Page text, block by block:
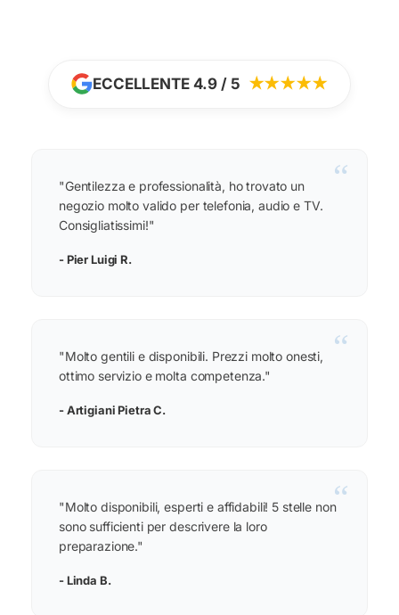
ECCELLENTE 4.9 / 5 ★★★★★
“
"Gentilezza e professionalità, ho trovato un
negozio molto valido per telefonia, audio e TV.
Consigliatissimi!"
- Pier Luigi R.
“
"Molto gentili e disponibili. Prezzi molto onesti,
ottimo servizio e molta competenza."
- Artigiani Pietra C.
“
"Molto disponibili, esperti e affidabili! 5 stelle non
sono sufficienti per descrivere la loro
preparazione."
- Linda B.